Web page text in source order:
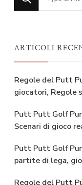
for
ARTICOLI
Regole del Putt
giocatori, Regole
Putt Putt Golf
Scenari di gioco
Putt Putt Golf
partite di lega,
Regole del Putt